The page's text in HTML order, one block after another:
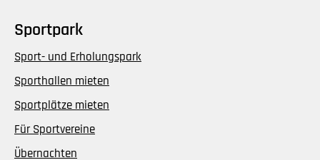
Sportpark
Sport- und Erholungspark
Sporthallen mieten
Sportplätze mieten
Für Sportvereine
Übernachten